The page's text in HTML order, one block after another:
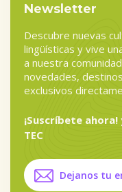
Newsletter
Descubre nuevas
lingüísticas y vive
a nuestra
novedades,
exclusivos
¡Suscríbete
TEC